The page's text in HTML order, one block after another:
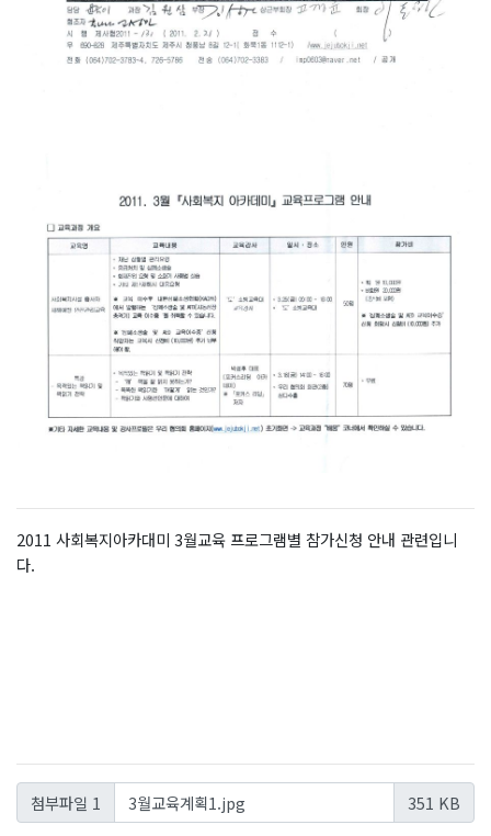
2011 사회복지아카대미 3월교육 프로그램별 참가신청 안내 관련입니
다.
첨부파일 1 3월교육계획1.jpg 351 KB